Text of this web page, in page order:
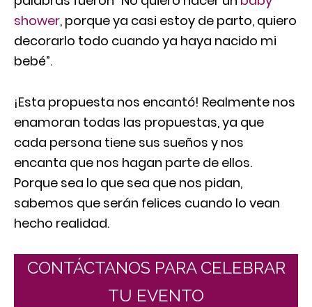
shower, porque ya casi estoy de parto, quiero
decorarlo todo cuando ya haya nacido mi
bebé”.
¡Esta propuesta nos encantó! Realmente nos
enamoran todas las propuestas, ya que
cada persona tiene sus sueños y nos
encanta que nos hagan parte de ellos.
Porque sea lo que sea que nos pidan,
sabemos que serán felices cuando lo vean
hecho realidad.
CONTÁCTANOS PARA CELEBRAR
TU EVENTO